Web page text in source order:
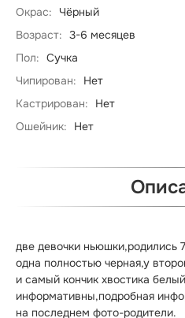
Окрас:
Чёрный
Возраст: 3-6 месяцев
Пол: Сучка
Чипирован:
Нет
Кастрирован:
Нет
Ошейник:
Нет
две девочки ньюшки,родились
одна полностью черная,у
и самый кончик хвостика
информативны,подробная
на последнем фото-родители.